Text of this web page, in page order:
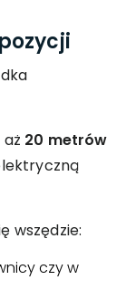
20 metrów
wszędzie:
czy w